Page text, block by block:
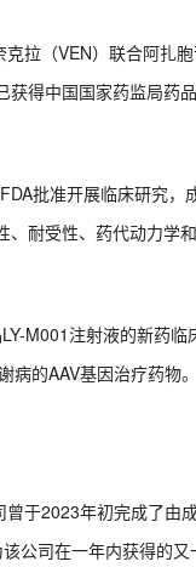
拉（VEN）联合阿扎
得中国国家药监局药
批准开展临床研究，
耐受性、药代动力学
M001注射液的新药临
的AAV基因治疗药物。
于2023年初完成了由
公司在一年内获得的